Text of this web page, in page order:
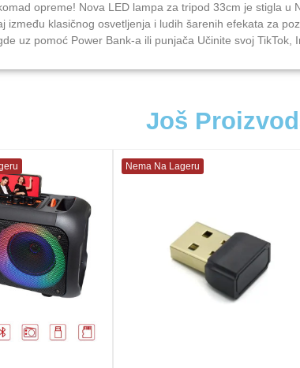
opreme! Nova LED lampa za tripod 33cm je stigla u
između klasičnog osvetljenja i ludih šarenih efekata za
uz pomoć Power Bank-a ili punjača Učinite svoj
Još
Nema Na Lageru